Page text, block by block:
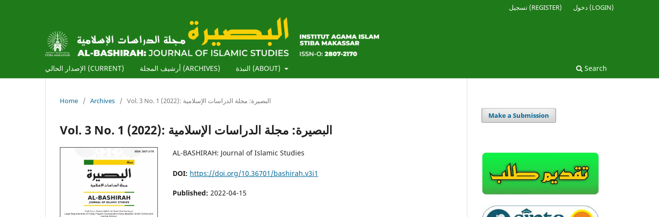
الإصدار الحالي (CURRENT) أرشيف المجلة (ARCHIVES) النبذة (ABOUT) Search
تسجيل (REGISTER) دخول (LOGIN)
Home / Archives / Vol. 3 No. 1 (2022): البصيرة: مجلة الدراسات الإسلامية
Vol. 3 No. 1 (2022): البصيرة: مجلة الدراسات الإسلامية
AL-BASHIRAH: Journal of Islamic Studies
DOI: https://doi.org/10.36701/bashirah.v3i1
Published: 2022-04-15
Make a Submission